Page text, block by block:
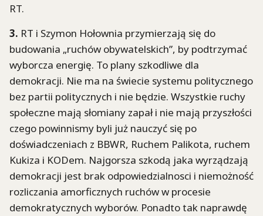
RT.
3. RT i Szymon Hołownia przymierzają się do
budowania „ruchów obywatelskich”, by podtrzymać
wyborcza energię. To plany szkodliwe dla
demokracji. Nie ma na świecie systemu politycznego
bez partii politycznych i nie będzie. Wszystkie ruchy
społeczne mają słomiany zapał i nie mają przyszłości
czego powinnismy byli już nauczyć się po
doświadczeniach z BBWR, Ruchem Palikota, ruchem
Kukiza i KODem. Najgorsza szkodą jaka wyrządzają
demokracji jest brak odpowiedzialnosci i niemożność
rozliczania amorficznych ruchów w procesie
demokratycznych wyborów. Ponadto tak naprawdę